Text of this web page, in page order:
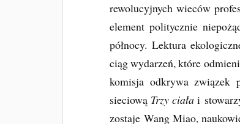
rewolucyjnych wieców
element politycznie
północy. Lektura
ciąg wydarzeń, które
komisja odkrywa związek
sieciową Trzy ciała i
zostaje Wang Miao,